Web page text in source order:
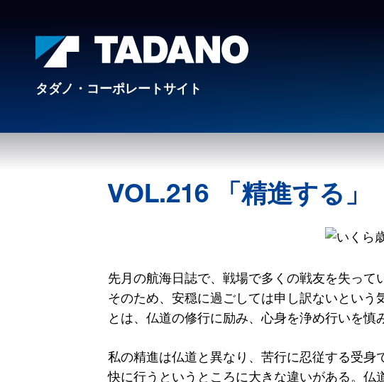
タダノ・コーポレートサイト
VOL.216 「精進する」
先月の航海日誌で、戦場で多くの戦友を失って
そのため、安穏に過ごしては申し訳ないとい
とは、仏道の修行に励み、心身を浄め行いを慎
私の精進は仏道と異なり、苦行に忍従する受
快に行うというところに大きな違いがある。